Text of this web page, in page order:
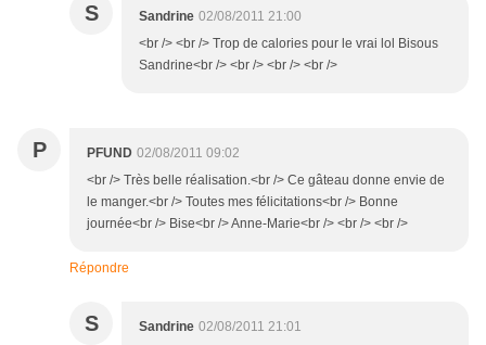
S Sandrine 02/08/2011 21:00
<br /> <br /> Trop de calories pour le vrai lol Bisous
Sandrine<br /> <br /> <br /> <br />
P PFUND 02/08/2011 09:02
<br /> Très belle réalisation.<br /> Ce gâteau donne envie de
le manger.<br /> Toutes mes félicitations<br /> Bonne
journée<br /> Bise<br /> Anne-Marie<br /> <br /> <br />
Répondre
S Sandrine 02/08/2011 21:01